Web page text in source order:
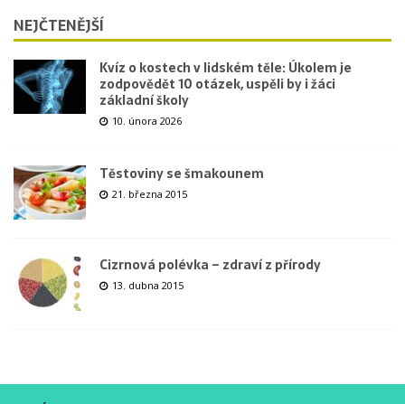
NEJČTENĚJŠÍ
Kvíz o kostech v lidském těle: Úkolem je
zodpovědět 10 otázek, uspěli by i žáci
základní školy
10. února 2026
Těstoviny se šmakounem
21. března 2015
Cizrnová polévka – zdraví z přírody
13. dubna 2015